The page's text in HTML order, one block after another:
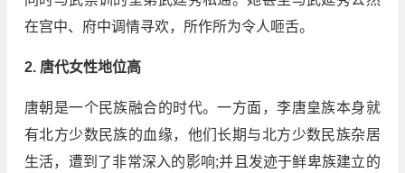
在宫中、府中调情寻欢，所作所为令人咂舌。
2. 唐代女性地位高
唐朝是一个民族融合的时代。一方面，李唐皇族本身就
有北方少数民族的血缘，他们长期与北方少数民族杂居
生活，遭到了非常深入的影响;并且发迹于鲜卑族建立的